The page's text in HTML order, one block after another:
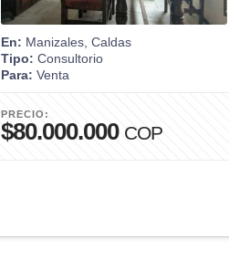
En: Manizales, Caldas
Tipo: Consultorio
Para: Venta
PRECIO:
$80.000.000 COP